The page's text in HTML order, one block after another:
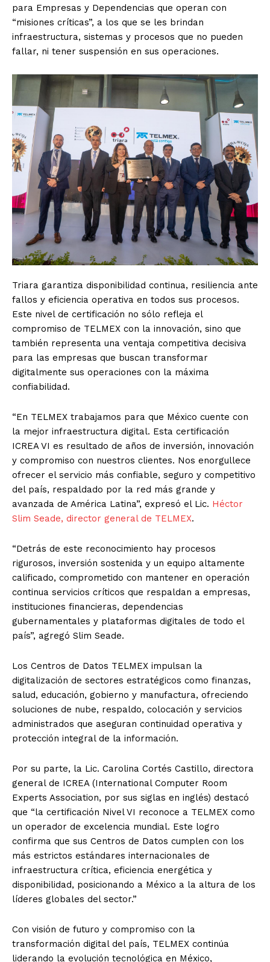
para Empresas y Dependencias que operan con
“misiones críticas”, a los que se les brindan
infraestructura, sistemas y procesos que no pueden
fallar, ni tener suspensión en sus operaciones.
Triara garantiza disponibilidad continua, resiliencia ante
fallos y eficiencia operativa en todos sus procesos.
Este nivel de certificación no sólo refleja el
compromiso de TELMEX con la innovación, sino que
también representa una ventaja competitiva decisiva
para las empresas que buscan transformar
digitalmente sus operaciones con la máxima
confiabilidad.
“En TELMEX trabajamos para que México cuente con
la mejor infraestructura digital. Esta certificación
ICREA VI es resultado de años de inversión, innovación
y compromiso con nuestros clientes. Nos enorgullece
ofrecer el servicio más confiable, seguro y competitivo
del país, respaldado por la red más grande y
avanzada de América Latina”, expresó el Lic. Héctor
Slim Seade, director general de TELMEX.
“Detrás de este reconocimiento hay procesos
rigurosos, inversión sostenida y un equipo altamente
calificado, comprometido con mantener en operación
continua servicios críticos que respaldan a empresas,
instituciones financieras, dependencias
gubernamentales y plataformas digitales de todo el
país”, agregó Slim Seade.
Los Centros de Datos TELMEX impulsan la
digitalización de sectores estratégicos como finanzas,
salud, educación, gobierno y manufactura, ofreciendo
soluciones de nube, respaldo, colocación y servicios
administrados que aseguran continuidad operativa y
protección integral de la información.
Por su parte, la Lic. Carolina Cortés Castillo, directora
general de ICREA (International Computer Room
Experts Association, por sus siglas en inglés) destacó
que “la certificación Nivel VI reconoce a TELMEX como
un operador de excelencia mundial. Este logro
confirma que sus Centros de Datos cumplen con los
más estrictos estándares internacionales de
infraestructura crítica, eficiencia energética y
disponibilidad, posicionando a México a la altura de los
líderes globales del sector.”
Con visión de futuro y compromiso con la
transformación digital del país, TELMEX continúa
liderando la evolución tecnológica en México,